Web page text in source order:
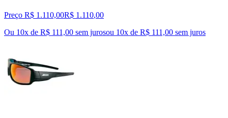
Preço R$ 1.110,00R$ 1.110,00
Ou 10x de R$ 111,00 sem jurosou 10x de R$ 111,00 sem juros